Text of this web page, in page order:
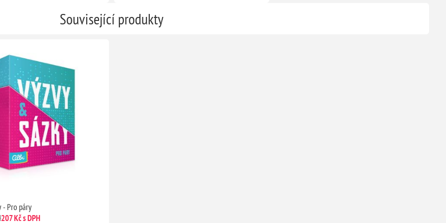
Související produkty
- Pro páry
207 Kč s DPH